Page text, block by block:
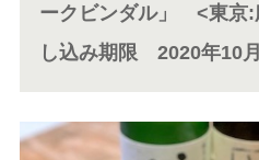
ークビンダル」 <東
し込み期限 2020年10